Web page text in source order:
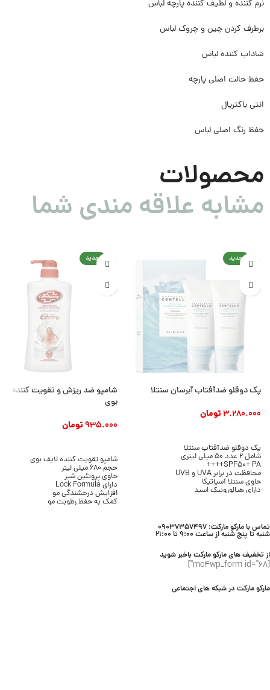
نرم کننده و لطیف کننده پارچه لباس
برطرف کردن چین و چروک لباس
شاداب کننده لباس
حفظ حالت اصلی پارچه
انتی باکتریال
حفظ رنگ اصلی لباس
محصولات
مشابه علاقه مندی شما
جدید
پک دوقلو ضدآفتاب آبرسان سنتلا
3.280.000تومان
پک دوقلو ضدآفتاب سنتلا
شامل 2 عدد 50 میلی لیتری
SPF50+ PA++++
محافظت در برابر UVA و UVB
حاوی سنتلا آسیاتیکا
دارای هیالورونیک اسید
محصول برند SKIN1004
جدید
شامپو ضد ریزش و تقویت کننده مو
بوی
935.000تومان
شامپو تقویت کننده لایف بوی
حجم 680 میلی لیتر
حاوی پروتئین شیر
دارای Lock Formula
افزایش درخشندگی مو
کمک به حفظ رطوبت مو
تماس با مارکو مارکت: 09037357497
شنبه تا پنج شنبه از ساعت 9:00 تا 21:00
از تخفیف های مارکو مارکت باخبر شوید
[mc4wp_form id="68"]
مارکو مارکت در شبکه های اجتماعی